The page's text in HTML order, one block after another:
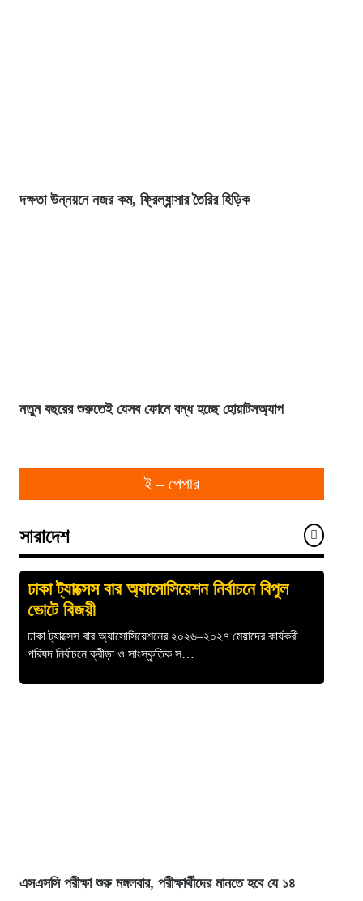
দক্ষতা উন্নয়নে নজর কম, ফ্রিল্যান্সার তৈরির হিড়িক
নতুন বছরের শুরুতেই যেসব ফোনে বন্ধ হচ্ছে হোয়াটসঅ্যাপ
ই – পেপার
সারাদেশ
ঢাকা ট্যাক্সেস বার অ্যাসোসিয়েশন নির্বাচনে বিপুল
ভোটে বিজয়ী
ঢাকা ট্যাক্সেস বার অ্যাসোসিয়েশনের ২০২৬–২০২৭ মেয়াদের কার্যকরী
পরিষদ নির্বাচনে ক্রীড়া ও সাংস্কৃতিক স…
এসএসসি পরীক্ষা শুরু মঙ্গলবার, পরীক্ষার্থীদের মানতে হবে যে ১৪